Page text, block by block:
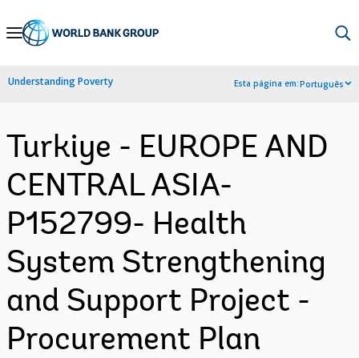
Skip
Navigation
Understanding Poverty Esta página em:Português
Turkiye - EUROPE AND
CENTRAL ASIA-
P152799- Health
System Strengthening
and Support Project -
Procurement Plan